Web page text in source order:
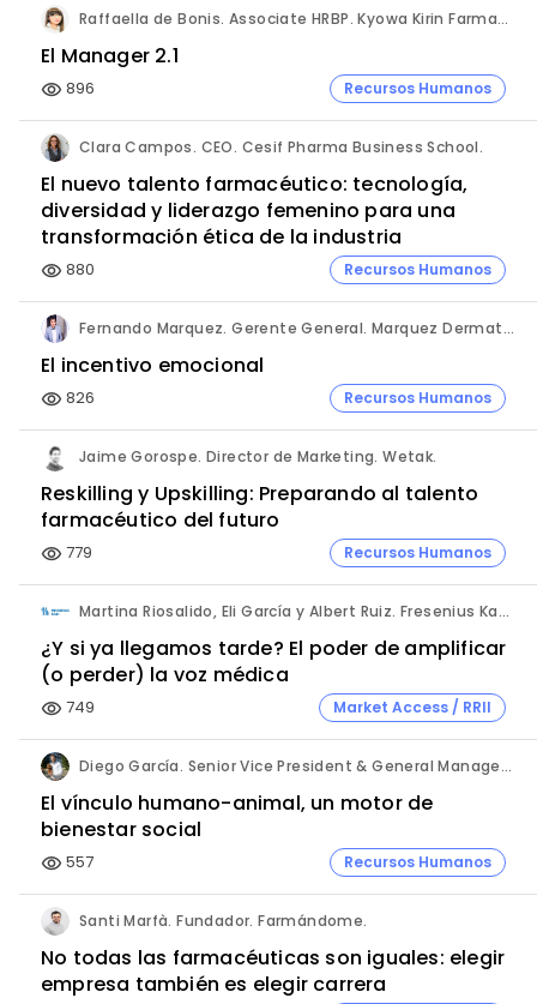
Raffaella de Bonis. Associate HRBP. Kyowa Kirin Farmacéutica.
El Manager 2.1
visibility 896 Recursos Humanos
Clara Campos. CEO. Cesif Pharma Business School.
El nuevo talento farmacéutico: tecnología,
diversidad y liderazgo femenino para una
transformación ética de la industria
visibility 880 Recursos Humanos
Fernando Marquez. Gerente General. Marquez Dermatológica, La Paz - Bolivia.
El incentivo emocional
visibility 826 Recursos Humanos
Jaime Gorospe. Director de Marketing. Wetak.
Reskilling y Upskilling: Preparando al talento
farmacéutico del futuro
visibility 779 Recursos Humanos
Martina Riosalido, Eli García y Albert Ruiz. Fresenius Kabi.
¿Y si ya llegamos tarde? El poder de amplificar
(o perder) la voz médica
visibility 749 Market Access / RRII
Diego García. Senior Vice President & General Manager Southern Europe Cluster. Zoetis.
El vínculo humano-animal, un motor de
bienestar social
visibility 557 Recursos Humanos
Santi Marfà. Fundador. Farmándome.
No todas las farmacéuticas son iguales: elegir
empresa también es elegir carrera